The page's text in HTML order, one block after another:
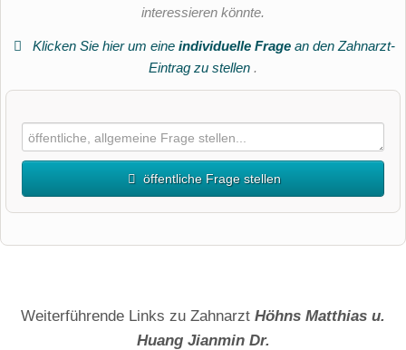
interessieren könnte.
Klicken Sie hier um eine individuelle Fragean den Zahnarzt-
Eintrag zu stellen .
öffentliche Frage stellen
Weiterführende Links zu Zahnarzt Höhns Matthias u.
Huang Jianmin Dr.